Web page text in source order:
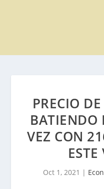
PRECIO
BATIENDO
VEZ CON
Oct 1, 2021 |